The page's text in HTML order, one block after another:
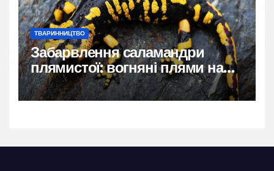
ТВАРИННИЦТВО
Забарвлення саламандри
плямистої: вогняні плями на
чорному тлі